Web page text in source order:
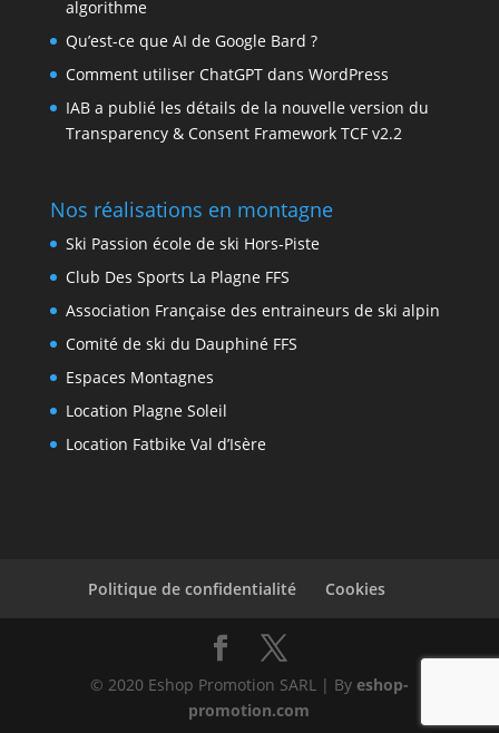
algorithme
Qu’est-ce que AI de Google Bard ?
Comment utiliser ChatGPT dans WordPress
IAB a publié les détails de la nouvelle version du
Transparency & Consent Framework TCF v2.2
Nos réalisations en montagne
Ski Passion école de ski Hors-Piste
Club Des Sports La Plagne FFS
Association Française des entraineurs de ski alpin
Comité de ski du Dauphiné FFS
Espaces Montagnes
Location Plagne Soleil
Location Fatbike Val d’Isère
Politique de confidentialité Cookies
© 2020 Eshop Promotion SARL | By eshop-
promotion.com